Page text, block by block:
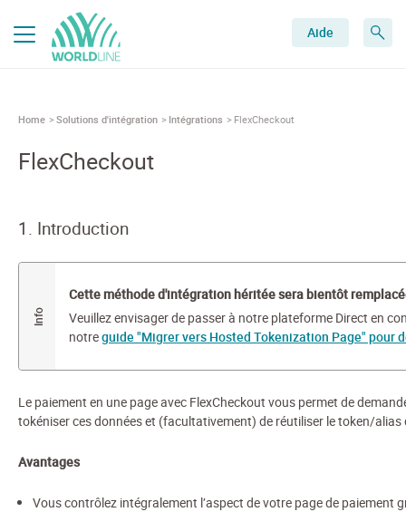
Aide
Home Solutions d'intégration Intégrations FlexCheckout
FlexCheckout
1. Introduction
Cette méthode d'intégration héritée sera bientôt
Veuillez envisager de passer à notre plateforme Direct en
notreguide "Migrer vers Hosted Tokenization Page" pour
Le paiement en une page avec FlexCheckout vous permet de
tokéniser ces données et (facultativement) de réutiliser le token/
Avantages
Vous contrôlez intégralement l’aspect de votre page de paiement